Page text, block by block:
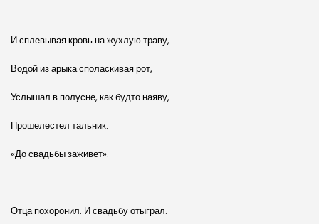
И сплевывая кровь на жухлую траву,
Водой из арыка споласкивая рот,
Услышал в полусне, как будто наяву,
Прошелестел тальник:
«До свадьбы заживет».
Отца похоронил. И свадьбу отыграл.